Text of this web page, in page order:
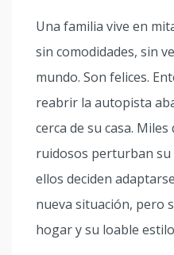
Una familia vive en
sin comodidades, sin
mundo. Son felices.
reabrir la autopista
cerca de su casa. Miles
ruidosos perturban su
ellos deciden
nueva situación, pero
hogar y su loable